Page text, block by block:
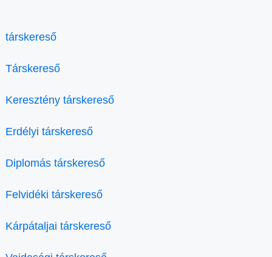
társkereső
Társkereső
Keresztény társkereső
Erdélyi társkereső
Diplomás társkereső
Felvidéki társkereső
Kárpátaljai társkereső